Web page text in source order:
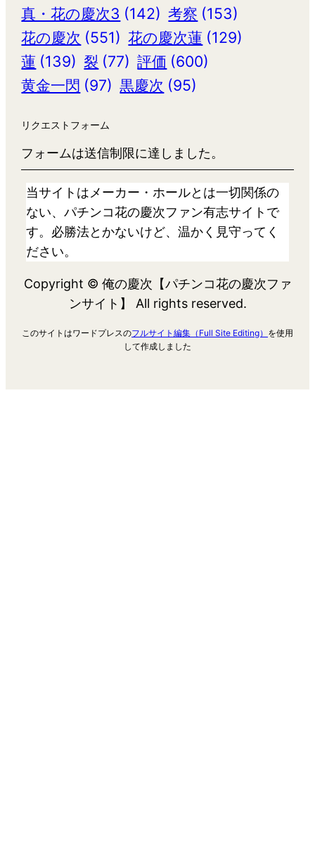
真・花の慶次3 (142) 考察 (153)
花の慶次 (551) 花の慶次蓮 (129)
蓮 (139) 裂 (77) 評価 (600)
黄金一閃 (97) 黒慶次 (95)
リクエストフォーム
フォームは送信制限に達しました。
当サイトはメーカー・ホールとは一切関係の
ない、パチンコ花の慶次ファン有志サイトで
す。必勝法とかないけど、温かく見守ってく
ださい。
Copyright © 俺の慶次【パチンコ花の慶次ファ
ンサイト】 All rights reserved.
このサイトはワードプレスのフルサイト編集（Full Site Editing） を使用
して作成しました